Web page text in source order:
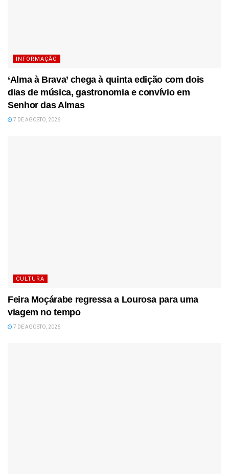
INFORMAÇÃO
‘Alma à Brava’ chega à quinta edição com dois
dias de música, gastronomia e convívio em
Senhor das Almas
7 DE AGOSTO, 2026
CULTURA
Feira Moçárabe regressa a Lourosa para uma
viagem no tempo
7 DE AGOSTO, 2026